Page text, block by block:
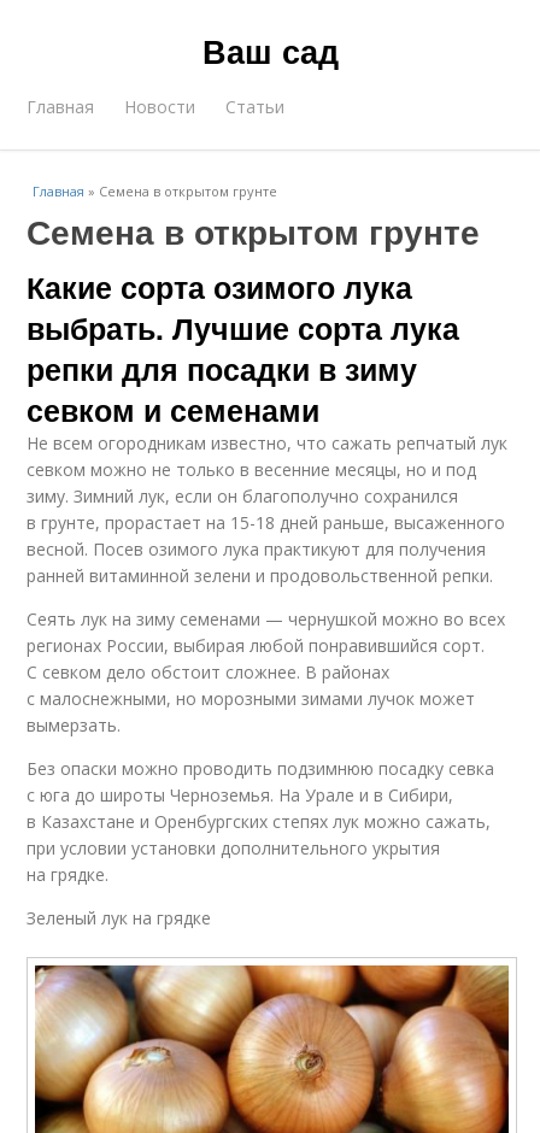
Ваш сад
Главная Новости Статьи
Главная » Семена в открытом грунте
Семена в открытом грунте
Какие сорта озимого лука
выбрать. Лучшие сорта лука
репки для посадки в зиму
севком и семенами
Не всем огородникам известно, что сажать репчатый лук
севком можно не только в весенние месяцы, но и под
зиму. Зимний лук, если он благополучно сохранился
в грунте, прорастает на 15-18 дней раньше, высаженного
весной. Посев озимого лука практикуют для получения
ранней витаминной зелени и продовольственной репки.
Сеять лук на зиму семенами — чернушкой можно во всех
регионах России, выбирая любой понравившийся сорт.
С севком дело обстоит сложнее. В районах
с малоснежными, но морозными зимами лучок может
вымерзать.
Без опаски можно проводить подзимнюю посадку севка
с юга до широты Черноземья. На Урале и в Сибири,
в Казахстане и Оренбургских степях лук можно сажать,
при условии установки дополнительного укрытия
на грядке.
Зеленый лук на грядке